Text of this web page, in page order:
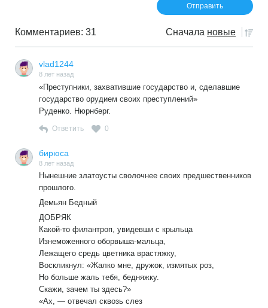
Комментариев: 31 Сначала новые
vlad1244
8 лет назад
«Преступники, захватившие государство и, сделавшие
государство орудием своих преступлений»
Руденко. Нюрнберг.
Ответить 0
бирюса
8 лет назад
Нынешние златоусты сволочнее своих предшественников
прошлого.
Демьян Бедный
ДОБРЯК
Какой-то филантроп, увидевши с крыльца
Изнеможенного оборвыша-мальца,
Лежащего средь цветника врастяжку,
Воскликнул: «Жалко мне, дружок, измятых роз,
Но больше жаль тебя, бедняжку.
Скажи, зачем ты здесь?»
«Ах, — отвечал сквозь слез